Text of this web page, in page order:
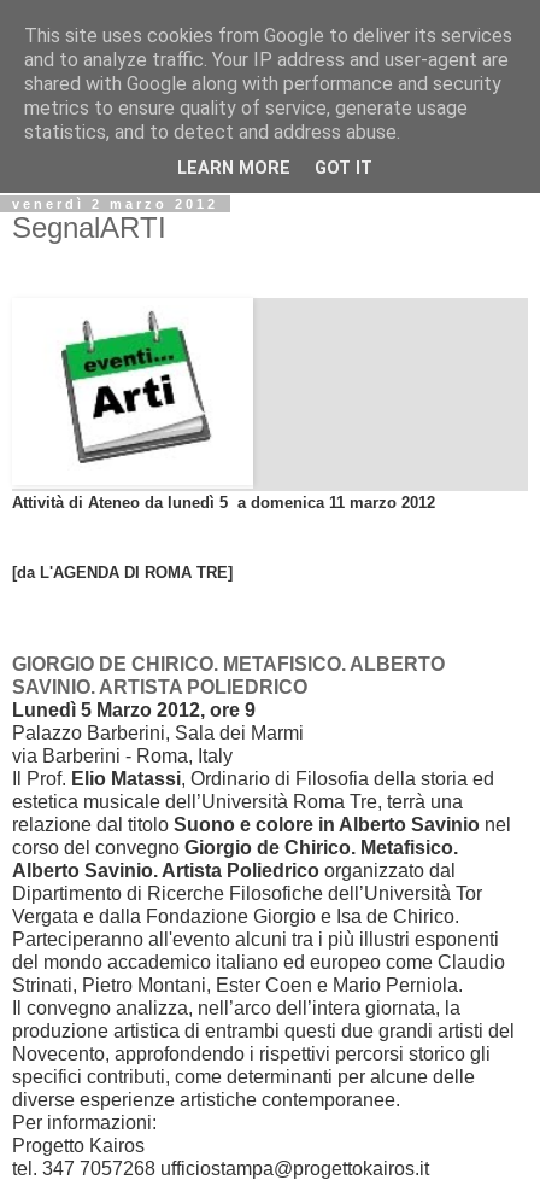
Biblio@rti in
Il Blog della Biblioteca di Area delle arti per condividere
informazioni iniziative incontri
venerdì 2 marzo 2012
SegnalARTI
Attività di Ateneo da lunedì 5 a domenica 11 marzo 2012
[da L'AGENDA DI ROMA TRE]
GIORGIO DE CHIRICO. METAFISICO. ALBERTO
SAVINIO. ARTISTA POLIEDRICO
Lunedì 5 Marzo 2012, ore 9
Palazzo Barberini, Sala dei Marmi
via Barberini - Roma, Italy
Il Prof. Elio Matassi, Ordinario di Filosofia della storia ed
estetica musicale dell’Università Roma Tre, terrà una
relazione dal titolo Suono e colore in Alberto Savinio nel
corso del convegno Giorgio de Chirico. Metafisico.
Alberto Savinio. Artista Poliedrico organizzato dal
Dipartimento di Ricerche Filosofiche dell’Università Tor
Vergata e dalla Fondazione Giorgio e Isa de Chirico.
Parteciperanno all'evento alcuni tra i più illustri esponenti
del mondo accademico italiano ed europeo come Claudio
Strinati, Pietro Montani, Ester Coen e Mario Perniola.
Il convegno analizza, nell’arco dell’intera giornata, la
produzione artistica di entrambi questi due grandi artisti del
Novecento, approfondendo i rispettivi percorsi storico gli
specifici contributi, come determinanti per alcune delle
diverse esperienze artistiche contemporanee.
Per informazioni:
Progetto Kairos
tel. 347 7057268 ufficiostampa@progettokairos.it
This site uses cookies from Google to deliver its services
and to analyze traffic. Your IP address and user-agent are
shared with Google along with performance and security
metrics to ensure quality of service, generate usage
statistics, and to detect and address abuse.
LEARN MORE GOT IT